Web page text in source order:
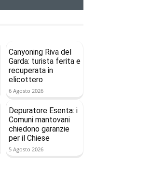
Canyoning Riva del
Garda: turista ferita e
recuperata in
elicottero
6 Agosto 2026
Depuratore Esenta: i
Comuni mantovani
chiedono garanzie
per il Chiese
5 Agosto 2026